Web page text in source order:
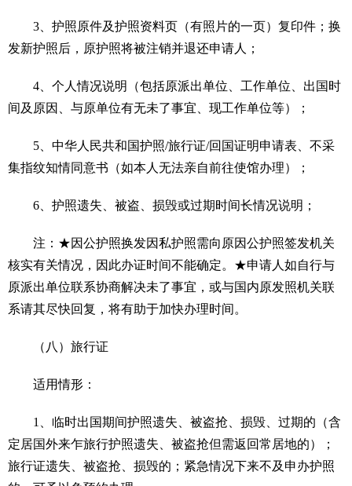
3、护照原件及护照资料页（有照片的一页）复印件；换
发新护照后，原护照将被注销并退还申请人；
4、个人情况说明（包括原派出单位、工作单位、出国时
间及原因、与原单位有无未了事宜、现工作单位等）；
5、中华人民共和国护照/旅行证/回国证明申请表、不采
集指纹知情同意书（如本人无法亲自前往使馆办理）；
6、护照遗失、被盗、损毁或过期时间长情况说明；
注：★因公护照换发因私护照需向原因公护照签发机关
核实有关情况，因此办证时间不能确定。★申请人如自行与
原派出单位联系协商解决未了事宜，或与国内原发照机关联
系请其尽快回复，将有助于加快办理时间。
（八）旅行证
适用情形：
1、临时出国期间护照遗失、被盗抢、损毁、过期的（含
定居国外来乍旅行护照遗失、被盗抢但需返回常居地的）；
旅行证遗失、被盗抢、损毁的；紧急情况下来不及申办护照